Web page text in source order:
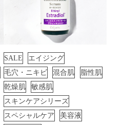
SALE
エイジング
毛穴・ニキビ
混合肌
脂性肌
乾燥肌
敏感肌
スキンケアシリーズ
スペシャルケア
美容液